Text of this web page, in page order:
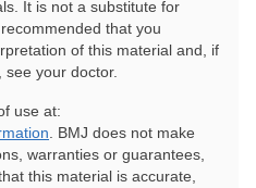
It is not a substitute for
that you
of this material and, if
your doctor.
use at:
. BMJ does not make
warranties or guarantees,
this material is accurate,